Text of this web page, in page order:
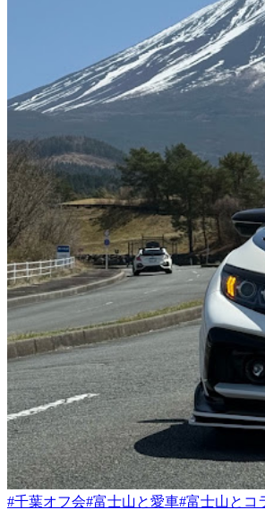
#千葉オフ会#富士山と愛車#富士山とコ